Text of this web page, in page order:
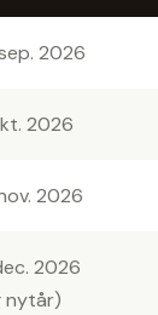
2026
2026
2026
2026
nytår)